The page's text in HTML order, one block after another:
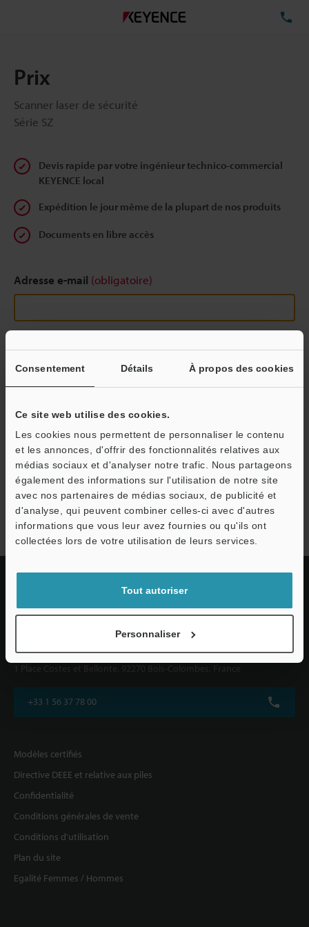
Consentement Détails À propos des cookies
Ce site web utilise des cookies.
Les cookies nous permettent de personnaliser le contenu
et les annonces, d'offrir des fonctionnalités relatives aux
médias sociaux et d'analyser notre trafic. Nous partageons
également des informations sur l'utilisation de notre site
avec nos partenaires de médias sociaux, de publicité et
d'analyse, qui peuvent combiner celles-ci avec d'autres
informations que vous leur avez fournies ou qu'ils ont
collectées lors de votre utilisation de leurs services.
Tout autoriser
Personnaliser
Prix
Scanner laser de sécurité
Série SZ
Devis rapide par votre ingénieur technico-commercial
KEYENCE local
Expédition le jour même de la plupart de nos produits
Documents en libre accès
Adresse e-mail (obligatoire)
Continuer
Nous garantissons une confidentialité totale : vos informations ne
Confidentialité
Série SZ
1 Place Costes et Bellonte, 92270 Bois-Colombes, France
+33 1 56 37 78 00
Modèles certifiés
Directive DEEE et relative aux piles
Confidentialité
Conditions générales de vente
Conditions d'utilisation
Plan du site
Egalité Femmes / Hommes